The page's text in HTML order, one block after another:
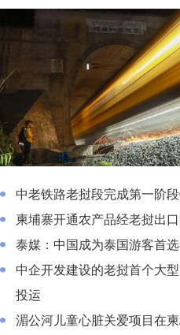
中老铁路老挝段完成第一阶
柬埔寨开通农产品经老挝出
泰媒：中国成为泰国游客首
中企开发建设的老挝首个大
投运
湄公河儿童心脏关爱项目在